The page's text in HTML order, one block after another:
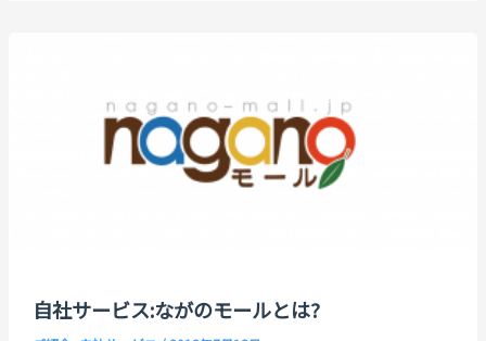
自社サービス:ながのモールとは?